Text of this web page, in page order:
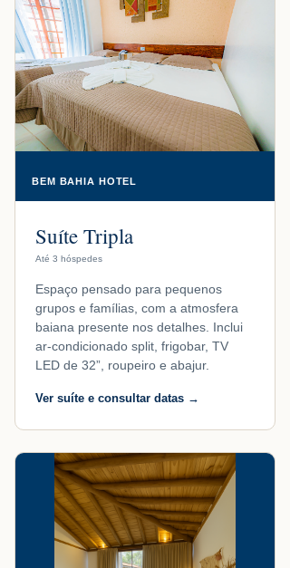
BEM BAHIA HOTEL
Suíte Tripla
Até 3 hóspedes
Espaço pensado para pequenos
grupos e famílias, com a atmosfera
baiana presente nos detalhes. Inclui
ar-condicionado split, frigobar, TV
LED de 32”, roupeiro e abajur.
Ver suíte e consultar datas →